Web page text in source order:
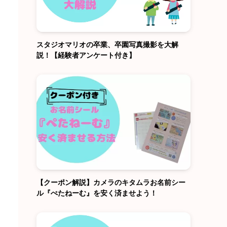
スタジオマリオの卒業、卒園写真撮影を大解
説！【経験者アンケート付き】
【クーポン解説】カメラのキタムラお名前シー
ル『ぺたねーむ』を安く済ませよう！